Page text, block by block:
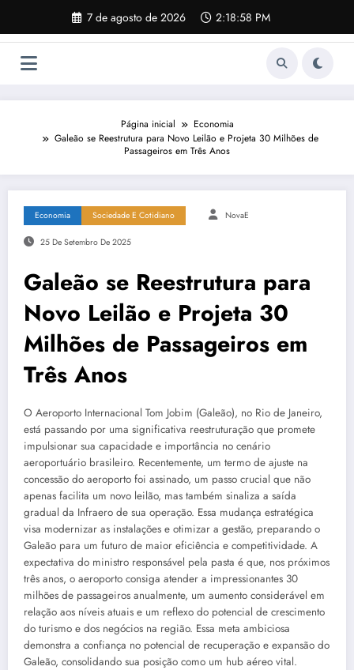
o
7 de agosto de 2026 2:18:59 PM
Página inicial
Economia
Galeão se Reestrutura para Novo Leilão e Projeta 30 Milhões de
Passageiros em Três Anos
Economia Sociedade E Cotidiano NovaE
25 De Setembro De 2025
Galeão se Reestrutura para
Novo Leilão e Projeta 30
Milhões de Passageiros em
Três Anos
O Aeroporto Internacional Tom Jobim (Galeão), no Rio de Janeiro,
está passando por uma significativa reestruturação que promete
impulsionar sua capacidade e importância no cenário
aeroportuário brasileiro. Recentemente, um termo de ajuste na
concessão do aeroporto foi assinado, um passo crucial que não
apenas facilita um novo leilão, mas também sinaliza a saída
gradual da Infraero de sua operação. Essa mudança estratégica
visa modernizar as instalações e otimizar a gestão, preparando o
Galeão para um futuro de maior eficiência e competitividade. A
expectativa do ministro responsável pela pasta é que, nos próximos
três anos, o aeroporto consiga atender a impressionantes 30
milhões de passageiros anualmente, um aumento considerável em
relação aos níveis atuais e um reflexo do potencial de crescimento
do turismo e dos negócios na região. Essa meta ambiciosa
demonstra a confiança no potencial de recuperação e expansão do
Galeão, consolidando sua posição como um hub aéreo vital.